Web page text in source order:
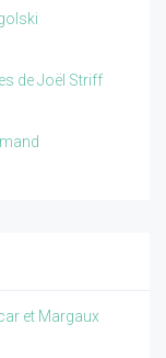
de Joël Striff
et Margaux